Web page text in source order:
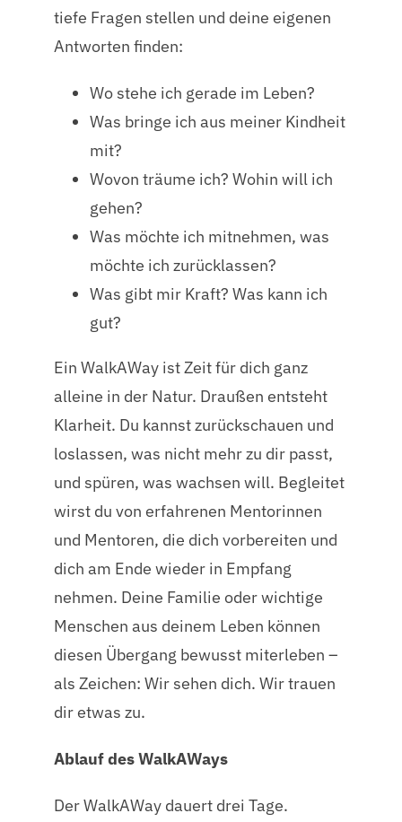
tiefe Fragen stellen und deine eigenen
Antworten finden:
Wo stehe ich gerade im Leben?
Was bringe ich aus meiner Kindheit
mit?
Wovon träume ich? Wohin will ich
gehen?
Was möchte ich mitnehmen, was
möchte ich zurücklassen?
Was gibt mir Kraft? Was kann ich
gut?
Ein WalkAWay ist Zeit für dich ganz
alleine in der Natur. Draußen entsteht
Klarheit. Du kannst zurückschauen und
loslassen, was nicht mehr zu dir passt,
und spüren, was wachsen will. Begleitet
wirst du von erfahrenen Mentorinnen
und Mentoren, die dich vorbereiten und
dich am Ende wieder in Empfang
nehmen. Deine Familie oder wichtige
Menschen aus deinem Leben können
diesen Übergang bewusst miterleben –
als Zeichen: Wir sehen dich. Wir trauen
dir etwas zu.
Ablauf des WalkAWays
Der WalkAWay dauert drei Tage.